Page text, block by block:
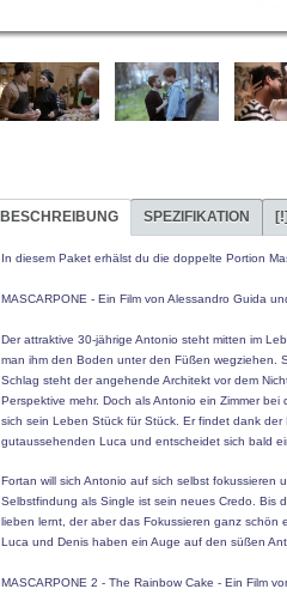
BESCHREIBUNG SPEZIFIKATION [!]
In diesem Paket erhälst du die doppelte Portion
MASCARPONE - Ein Film von Alessandro Guida
Der attraktive 30-jährige Antonio steht mitten im
man ihm den Boden unter den Füßen wegziehen.
Schlag steht der angehende Architekt vor dem
Perspektive mehr. Doch als Antonio ein Zimmer
sich sein Leben Stück für Stück. Er findet dank
gutaussehenden Luca und entscheidet sich bald
Fortan will sich Antonio auf sich selbst fokussieren
Selbstfindung als Single ist sein neues Credo. Bis
lieben lernt, der aber das Fokussieren ganz schön
Luca und Denis haben ein Auge auf den süßen
MASCARPONE 2 - The Rainbow Cake - Ein Film